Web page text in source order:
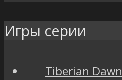
Игры серии
Tiberian Dawn